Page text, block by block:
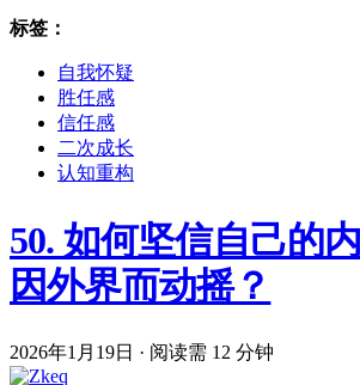
标签：
自我怀疑
胜任感
信任感
二次成长
认知重构
50. 如何坚信自己的
因外界而动摇？
2026年1月19日 · 阅读需 12 分钟